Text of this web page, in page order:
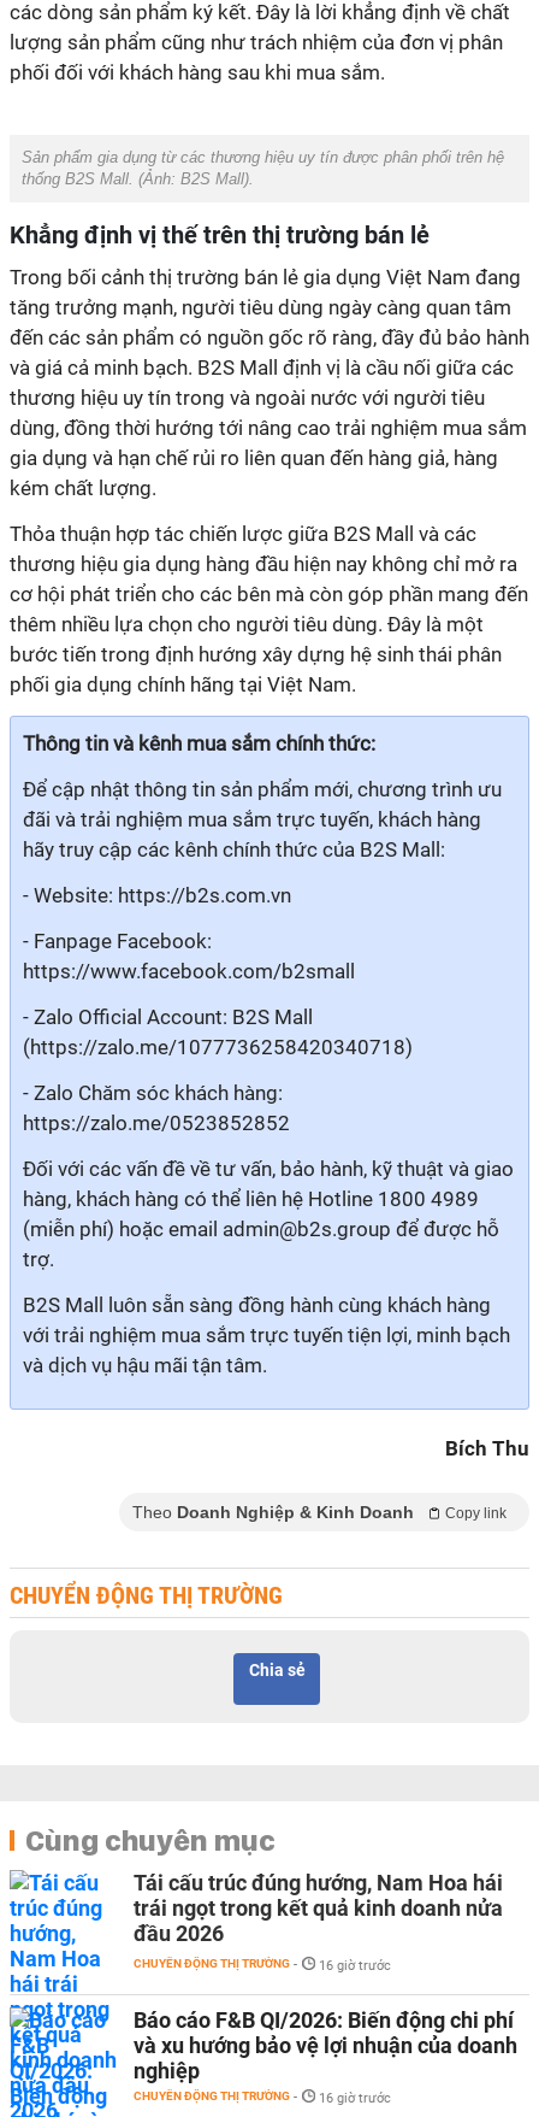
các dòng sản phẩm ký kết. Đây là lời khẳng định về chất
lượng sản phẩm cũng như trách nhiệm của đơn vị phân
phối đối với khách hàng sau khi mua sắm.
Sản phẩm gia dụng từ các thương hiệu uy tín được phân phối trên hệ
thống B2S Mall. (Ảnh: B2S Mall).
Khẳng định vị thế trên thị trường bán lẻ
Trong bối cảnh thị trường bán lẻ gia dụng Việt Nam đang
tăng trưởng mạnh, người tiêu dùng ngày càng quan tâm
đến các sản phẩm có nguồn gốc rõ ràng, đầy đủ bảo hành
và giá cả minh bạch. B2S Mall định vị là cầu nối giữa các
thương hiệu uy tín trong và ngoài nước với người tiêu
dùng, đồng thời hướng tới nâng cao trải nghiệm mua sắm
gia dụng và hạn chế rủi ro liên quan đến hàng giả, hàng
kém chất lượng.
Thỏa thuận hợp tác chiến lược giữa B2S Mall và các
thương hiệu gia dụng hàng đầu hiện nay không chỉ mở ra
cơ hội phát triển cho các bên mà còn góp phần mang đến
thêm nhiều lựa chọn cho người tiêu dùng. Đây là một
bước tiến trong định hướng xây dựng hệ sinh thái phân
phối gia dụng chính hãng tại Việt Nam.
Thông tin và kênh mua sắm chính thức:
Để cập nhật thông tin sản phẩm mới, chương trình ưu
đãi và trải nghiệm mua sắm trực tuyến, khách hàng
hãy truy cập các kênh chính thức của B2S Mall:
- Website: https://b2s.com.vn
- Fanpage Facebook:
https://www.facebook.com/b2small
- Zalo Official Account: B2S Mall
(https://zalo.me/1077736258420340718)
- Zalo Chăm sóc khách hàng:
https://zalo.me/0523852852
Đối với các vấn đề về tư vấn, bảo hành, kỹ thuật và giao
hàng, khách hàng có thể liên hệ Hotline 1800 4989
(miễn phí) hoặc email admin@b2s.group để được hỗ
trợ.
B2S Mall luôn sẵn sàng đồng hành cùng khách hàng
với trải nghiệm mua sắm trực tuyến tiện lợi, minh bạch
và dịch vụ hậu mãi tận tâm.
Bích Thu
Theo Doanh Nghiệp & Kinh Doanh Copy link
CHUYỂN ĐỘNG THỊ TRƯỜNG
Chia sẻ
Cùng chuyên mục
Tái cấu trúc đúng hướng, Nam Hoa hái
trái ngọt trong kết quả kinh doanh nửa
đầu 2026
CHUYỂN ĐỘNG THỊ TRƯỜNG - 16 giờ trước
Báo cáo F&B QI/2026: Biến động chi phí
và xu hướng bảo vệ lợi nhuận của doanh
nghiệp
CHUYỂN ĐỘNG THỊ TRƯỜNG - 16 giờ trước